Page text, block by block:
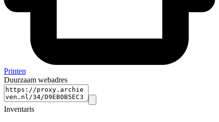
Printen
Duurzaam webadres
Inventaris